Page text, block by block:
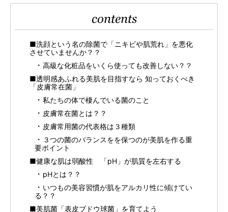
contents
■洗顔という名の除菌で「ニキビや肌荒れ」を悪化
させていませんか？？
高級な化粧品をいくら使っても改善しない？？
■透明感あふれる美肌を目指すなら 知っておくべき
「皮膚常在菌」
私たちの体で棲んでいる菌のこと
皮膚常在菌とは？？
皮膚常用菌の代表格は３種類
３つの菌のバランスをを保つのが美肌を作る重
要ポイント
■健康な肌は弱酸性 「pH」が肌質を左右する
pHとは？？
いつもの美容習慣が肌をアルカリ性に傾けてい
る？？
■美肌菌「表皮ブドウ球菌」を育てよう